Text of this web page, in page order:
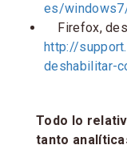
es/
Firefox,
http://
deshabilitar-
Todo lo
tanto